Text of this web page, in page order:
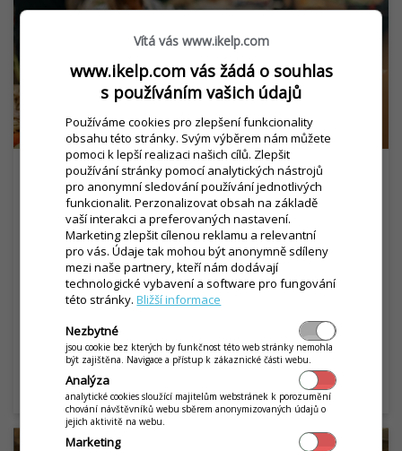
Jak se připravit na letní sezónu:
Mobilní řešení a další tipy
query_builder 10. května 2025
Letní sezóna přináší skvělé příležitostí, jakož i
řadu výzev. Přinášíme užitečné rady, jak se na
sezónu připravit a nenechat si ujít příležitost pro
růst byznysu.
Vítá vás www.ikelp.com
www.ikelp.com vás žádá o souhlas
s používáním vašich údajů
Používáme cookies pro zlepšení funkcionality
obsahu této stránky. Svým výběrem nám můžete
pomoci k lepší realizaci našich cílů. Zlepšit
používání stránky pomocí analytických nástrojů
pro anonymní sledování používání jednotlivých
funkcionalit. Perzonalizovat obsah na základě
vaší interakci a preferovaných nastavení.
Marketing zlepšit cílenou reklamu a relevantní
pro vás. Údaje tak mohou být anonymně sdíleny
mezi naše partnery, kteří nám dodávají
technologické vybavení a software pro fungování
této stránky.Bližší informace
Nezbytné
jsou cookie bez kterých by funkčnost této web stránky nemohla
být zajištěna. Navigace a přístup k zákaznické části webu.
Analýza
analytické cookies sloužící majitelům webstránek k porozumění
chování návštěvníků webu sběrem anonymizovaných údajů o
jejich aktivitě na webu.
Marketing